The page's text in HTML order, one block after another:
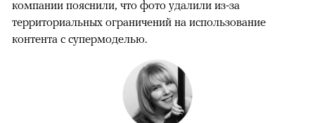
компании пояснили, что фото удалили из-за
территориальных ограничений на использование
контента с супермоделью.